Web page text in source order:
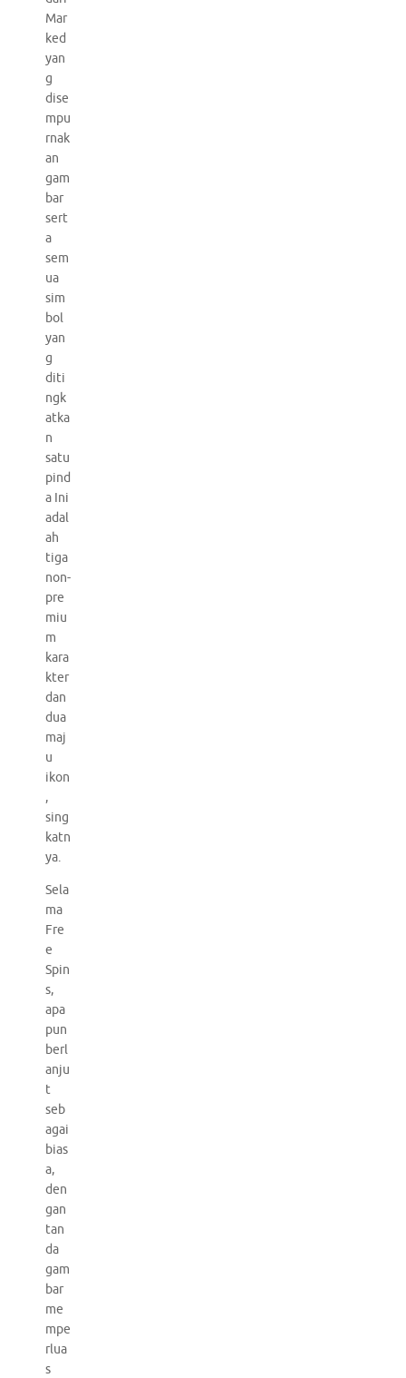
Mar
ked
yan
g
dise
mpu
rnak
an
gam
bar
sert
a
sem
ua
sim
bol
yan
g
diti
ngk
atka
n
satu
pind
a Ini
adal
ah
tiga
non-
pre
miu
m
kara
kter
dan
dua
maj
u
ikon
,
sing
katn
ya.
Sela
ma
Fre
e
Spin
s,
apa
pun
berl
anju
t
seb
agai
bias
a,
den
gan
tan
da
gam
bar
me
mpe
rlua
s